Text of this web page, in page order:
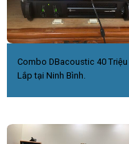
Combo DBacoustic 40 Triệu
Lắp tại Ninh Bình.